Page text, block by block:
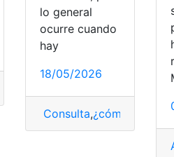
Rápido
lo general
ocurre cuando
hay
18/05/2026
Consulta,¿cómo lo